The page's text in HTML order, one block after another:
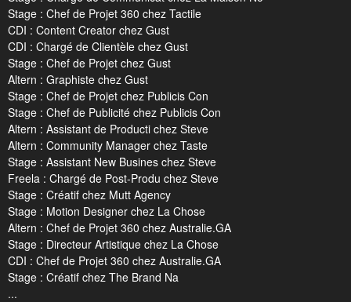
Stage : Chef de Projet 360 chez Tactile
CDI : Content Creator chez Gust
CDI : Chargé de Clientèle chez Gust
Stage : Chef de Projet chez Gust
Altern : Graphiste chez Gust
Stage : Chef de Projet chez Publicis Con
Stage : Chef de Publicité chez Publicis Con
Altern : Assistant de Producti chez Steve
Altern : Community Manager chez Taste
Stage : Assistant New Busines chez Steve
Freela : Chargé de Post-Produ chez Steve
Stage : Créatif chez Mutt Agency
Stage : Motion Designer chez La Chose
Altern : Chef de Projet 360 chez Australie.GA
Stage : Directeur Artistique chez La Chose
CDI : Chef de Projet 360 chez Australie.GA
Stage : Créatif chez The Brand Na
...